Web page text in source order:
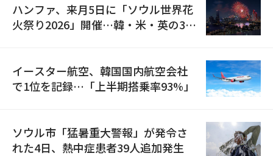
ハンファ、来月5日に「ソウル世界花
火祭り2026」開催…韓・米・英の3カ
イースター航空、韓国国内航空会社
で1位を記録…「上半期搭乗率93%」
ソウル市「猛暑重大警報」が発令さ
れた4日、熱中症患者39人追加発生